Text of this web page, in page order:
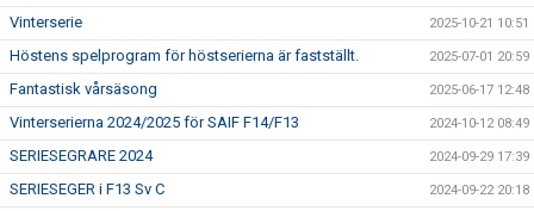
Vinterserie 2025-10-21 10:51
Höstens spelprogram för höstserierna är fastställt. 2025-07-01 20:59
Fantastisk vårsäsong 2025-06-17 12:48
Vinterserierna 2024/2025 för SAIF F14/F13 2024-10-12 08:49
SERIESEGRARE 2024 2024-09-29 17:39
SERIESEGER i F13 Sv C 2024-09-22 20:18